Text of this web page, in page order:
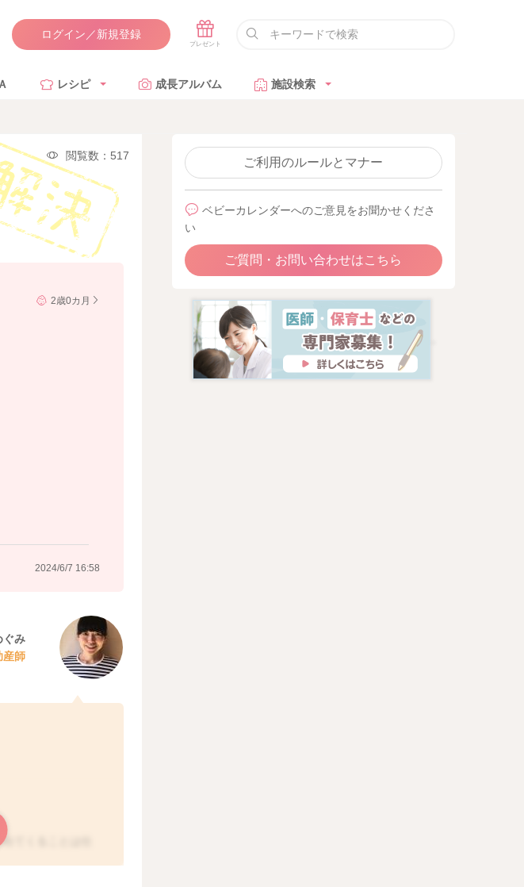
ログイン／新規登録
レシピ 成長アルバム 施設検索
閲覧数：517
2歳0カ月
2024/6/7 16:58
ぐみ
産師
てくることは仕
ご利用のルールとマナー
ベビーカレンダーへのご意見をお聞かせくださ
い
ご質問・お問い合わせはこちら